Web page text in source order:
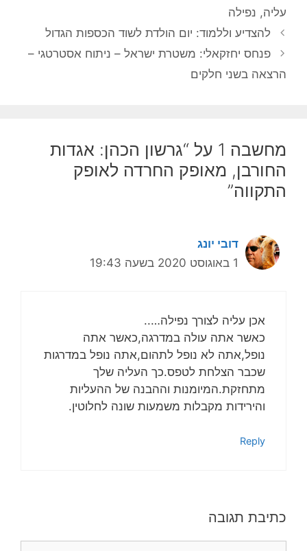
עליה, נפילה
להצדיע וללמוד: יום הולדת לשוד הכספות הגדול
פנחס יחזקאלי: משטרת ישראל – ניתוח אסטרטגי –
הרצאה בשני חלקים
מחשבה 1 על “גרשון הכהן: אגדות
החורבן, מאופק החרדה לאופק
התקווה”
דובי יונג
1 באוגוסט 2020 בשעה 19:43
אכן עליה לצורך נפילה…..
כאשר אתה עולה במדרגה,כאשר אתה
נופל,אתה לא נופל לתהום,אתה נופל במדרגות
שכבר הצלחת לטפס.כך העליה שלך
מתחזקת.המיומנות וההבנה של ההעליות
והירידות מקבלות משמעות שונה לחלוטין.
Reply
כתיבת תגובה